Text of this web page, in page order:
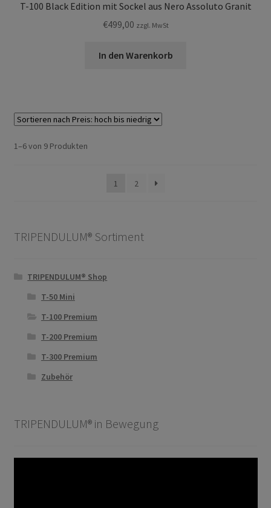
T-100 Black Edition mit Sockel aus Nero Assoluto Granit
€499,00 zzgl. MwSt
In den Warenkorb
1–6 von 9 ProduktenNach
absteigend
1 2
TRIPENDULUM® Sortiment
TRIPENDULUM® Shop
T-50 Mini
T-100 Premium
T-200 Premium
T-300 Premium
Zubehör
TRIPENDULUM® in Bewegung